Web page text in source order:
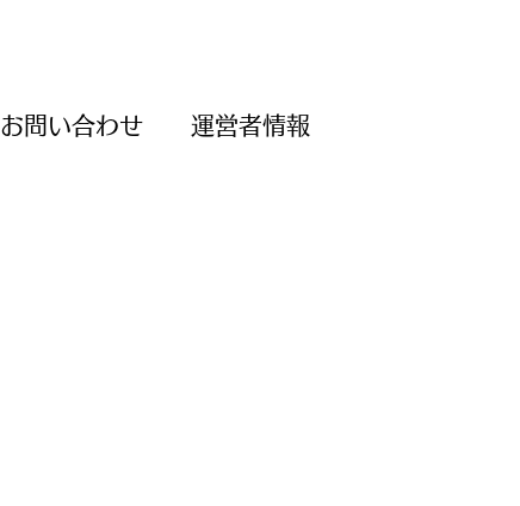
お問い合わせ 運営者情報